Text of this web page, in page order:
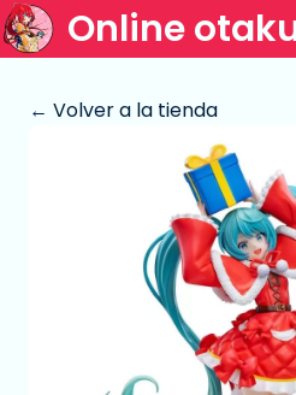
Online
← Volver a la tienda